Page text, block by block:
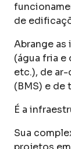
de
Abrange
(água fria e
etc.), de
(BMS) e de
É a
Sua